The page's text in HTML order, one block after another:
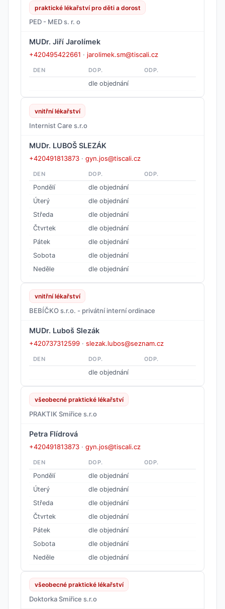
praktické lékařství pro děti a dorost
PED - MED s. r. o
MUDr. Jiří Jarolímek
+420495422661 · jarolimek.sm@tiscali.cz
DEN DOP. ODP.
dle objednání
vnitřní lékařství
Internist Care s.r.o
MUDr. LUBOŠ SLEZÁK
+420491813873 · gyn.jos@tiscali.cz
DEN DOP. ODP.
Pondělí
dle objednání
Úterý
dle objednání
Středa
dle objednání
Čtvrtek
dle objednání
Pátek
dle objednání
Sobota
dle objednání
Neděle
dle objednání
vnitřní lékařství
BEBÍČKO s.r.o. - privátní interní ordinace
MUDr. Luboš Slezák
+420737312599 · slezak.lubos@seznam.cz
DEN DOP. ODP.
dle objednání
všeobecné praktické lékařství
PRAKTIK Smiřice s.r.o
Petra Flídrová
+420491813873 · gyn.jos@tiscali.cz
DEN DOP. ODP.
Pondělí
dle objednání
Úterý
dle objednání
Středa
dle objednání
Čtvrtek
dle objednání
Pátek
dle objednání
Sobota
dle objednání
Neděle
dle objednání
všeobecné praktické lékařství
Doktorka Smiřice s.r.o